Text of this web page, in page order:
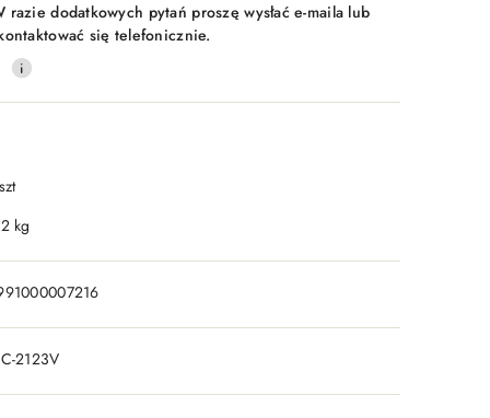
razie dodatkowych pytań proszę wysłać e-maila lub
się telefonicznie.
kg
2123V